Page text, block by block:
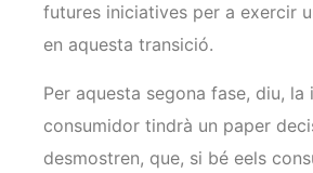
futures iniciatives per a exercir
en aquesta transició.
Per aquesta segona fase, diu,
consumidor tindrà un paper
desmostren, que, si bé eels